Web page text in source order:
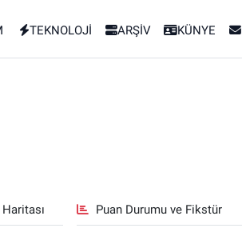
TEKNOLOJİ ARŞİV KÜNYE
Puan Durumu ve Fikstür